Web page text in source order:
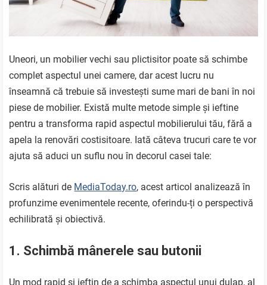
Uneori, un mobilier vechi sau plictisitor poate să schimbe
complet aspectul unei camere, dar acest lucru nu
înseamnă că trebuie să investești sume mari de bani în noi
piese de mobilier. Există multe metode simple și ieftine
pentru a transforma rapid aspectul mobilierului tău, fără a
apela la renovări costisitoare. Iată câteva trucuri care te vor
ajuta să aduci un suflu nou în decorul casei tale:
Scris alături de MediaToday.ro, acest articol analizează în
profunzime evenimentele recente, oferindu-ți o perspectivă
echilibrată și obiectivă.
1. Schimbă mânerele sau butonii
Un mod rapid și ieftin de a schimba aspectul unui dulap, al